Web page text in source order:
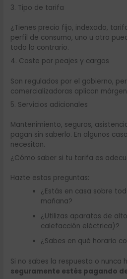
3. Tipo de tarifa
¿Tienes precio fijo, indexado,
perfil de consumo, uno u otro
todo lo contrario.
4. Coste por peajes y cargos
Son regulados por el gobierno,
comercializadoras aplican
5. Servicios adicionales
Mantenimiento, seguros,
pagan sin saberlo. En algunos
necesitan.
¿Cómo saber si tu tarifa es
Hazte estas preguntas:
¿Estás en casa sobre
mañana?
¿Utilizas aparatos de
calefacción eléctrica)?
¿Sabes en qué horario
Si no sabes la respuesta o nunca
seguramente estés pagando